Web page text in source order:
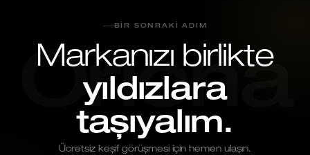
Oriona
BIR SONRAKI ADIM
Markanızı birlikte
yıldızlara
taşıyalım.
Ücretsiz keşif görüşmesi için hemen ulaşın.